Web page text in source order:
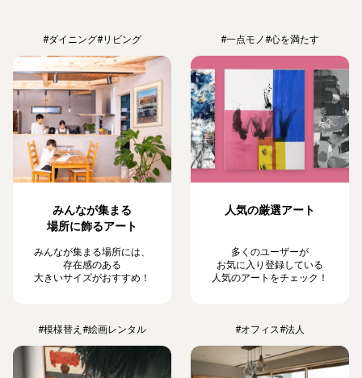
#ダイニング#リビング
みんなが集まる
場所に飾るアート
みんなが集まる場所には、
存在感のある
大きいサイズがおすすめ！
#一点モノ#心を満たす
人気の厳選アート
多くのユーザーが
お気に入り登録している
人気のアートをチェック！
#模様替え #絵画レンタル #オフィス#法人